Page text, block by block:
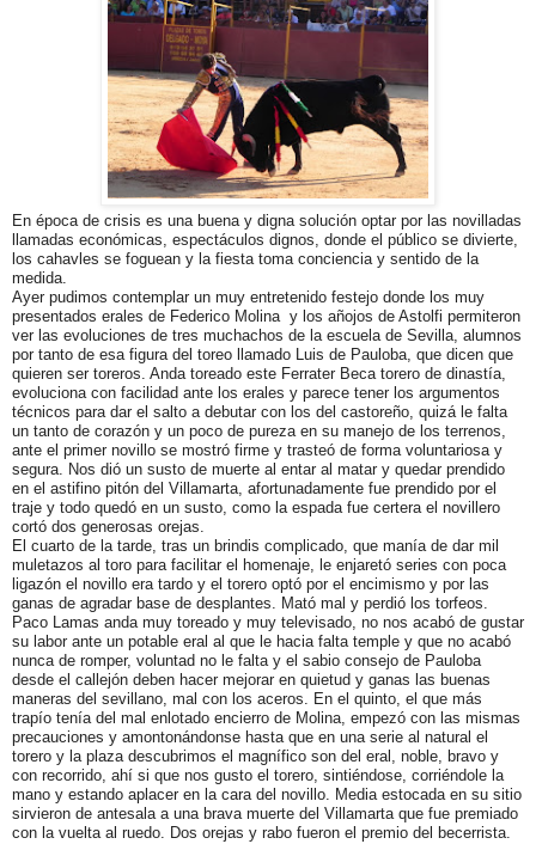
En época de crisis es una buena y digna solución optar por las novilladas
llamadas económicas, espectáculos dignos, donde el público se divierte,
los cahavles se foguean y la fiesta toma conciencia y sentido de la
medida.
Ayer pudimos contemplar un muy entretenido festejo donde los muy
presentados erales de Federico Molina y los añojos de Astolfi permiteron
ver las evoluciones de tres muchachos de la escuela de Sevilla, alumnos
por tanto de esa figura del toreo llamado Luis de Pauloba, que dicen que
quieren ser toreros. Anda toreado este Ferrater Beca torero de dinastía,
evoluciona con facilidad ante los erales y parece tener los argumentos
técnicos para dar el salto a debutar con los del castoreño, quizá le falta
un tanto de corazón y un poco de pureza en su manejo de los terrenos,
ante el primer novillo se mostró firme y trasteó de forma voluntariosa y
segura. Nos dió un susto de muerte al entar al matar y quedar prendido
en el astifino pitón del Villamarta, afortunadamente fue prendido por el
traje y todo quedó en un susto, como la espada fue certera el novillero
cortó dos generosas orejas.
El cuarto de la tarde, tras un brindis complicado, que manía de dar mil
muletazos al toro para facilitar el homenaje, le enjaretó series con poca
ligazón el novillo era tardo y el torero optó por el encimismo y por las
ganas de agradar base de desplantes. Mató mal y perdió los torfeos.
Paco Lamas anda muy toreado y muy televisado, no nos acabó de gustar
su labor ante un potable eral al que le hacia falta temple y que no acabó
nunca de romper, voluntad no le falta y el sabio consejo de Pauloba
desde el callejón deben hacer mejorar en quietud y ganas las buenas
maneras del sevillano, mal con los aceros. En el quinto, el que más
trapío tenía del mal enlotado encierro de Molina, empezó con las mismas
precauciones y amontonándonse hasta que en una serie al natural el
torero y la plaza descubrimos el magnífico son del eral, noble, bravo y
con recorrido, ahí si que nos gusto el torero, sintiéndose, corriéndole la
mano y estando aplacer en la cara del novillo. Media estocada en su sitio
sirvieron de antesala a una brava muerte del Villamarta que fue premiado
con la vuelta al ruedo. Dos orejas y rabo fueron el premio del becerrista.